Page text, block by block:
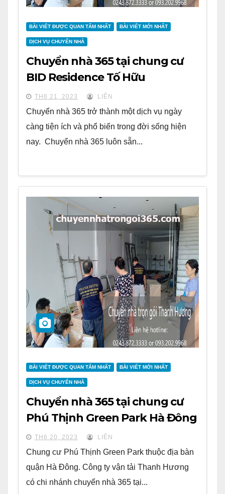
BÀI VIẾT ĐƯỢC QUAN TÂM NHẤT BÀI VIẾT MỚI NHẤT
DỊCH VỤ CHUYỂN NHÀ
Chuyển nhà 365 tại chung cư
BID Residence Tố Hữu
TH6 21, 2023 LIÊN
Chuyển nhà 365 trở thành một dịch vụ ngày
càng tiện ích và phổ biến trong đời sống hiện
nay. Chuyển nhà 365 luôn sẵn...
BÀI VIẾT ĐƯỢC QUAN TÂM NHẤT BÀI VIẾT MỚI NHẤT
DỊCH VỤ CHUYỂN NHÀ
Chuyển nhà 365 tại chung cư
Phú Thịnh Green Park Hà Đông
TH6 20, 2023 LIÊN
Chung cư Phú Thịnh Green Park thuộc địa bàn
quận Hà Đông. Công ty vận tải Thanh Hương
có chi nhánh chuyển nhà 365 tại...